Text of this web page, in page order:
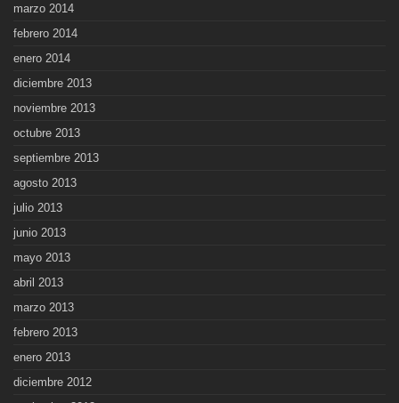
marzo 2014
febrero 2014
enero 2014
diciembre 2013
noviembre 2013
octubre 2013
septiembre 2013
agosto 2013
julio 2013
junio 2013
mayo 2013
abril 2013
marzo 2013
febrero 2013
enero 2013
diciembre 2012